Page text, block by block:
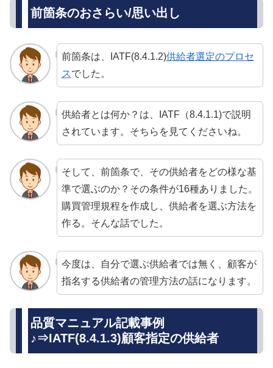
前箇条のおさらい/思い出し
前箇条は、IATF(8.4.1.2)供給者選定のプロセ
スでした。
供給者とは何か？は、IATF（8.4.1.1)で説明
されています。そちらを見てくださいね。
そして、前箇条で、その供給者をどの様な基
準で選ぶのか？その条件が16種ありました。
購買管理規程を作成し、供給者を選ぶ方法を
作る。そんな話でした。
今度は、自分で選ぶ供給者では無く、顧客が
指名する供給者の管理方法の話になります。
品質マニュアル記載事例
♪⇒IATF(8.4.1.3)顧客指定の供給者